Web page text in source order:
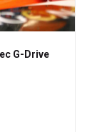
G-Drive